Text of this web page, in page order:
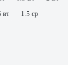
вт 1.5 ср